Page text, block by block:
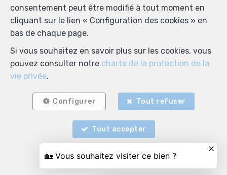
consentement peut être modifié à tout moment en
cliquant sur le lien « Configuration des cookies » en
bas de chaque page.
Si vous souhaitez en savoir plus sur les cookies, vous
pouvez consulter notre charte de la protection de la
vie privée.
Configurer Tout refuser
Tout accepter